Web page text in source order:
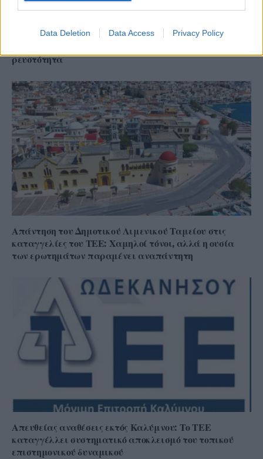
Data Deletion Data Access Privacy Policy
ΔΕΘ 2026: Τα αιτήματα της αγοράς προς την
ρευστότητα
Απάντηση του Δημοτικού Λιμενικού Ταμείου στις
καταγγελίες του ΤΕΕ: Χαμηλοί τόνοι, αλλά η ουσία
των ερωτημάτων παραμένει αναπάντητη
Απευθείας αναθέσεις εκτός Καλύμνου: Το ΤΕΕ
καταγγέλλει συστηματικό αποκλεισμό του τοπικού
επιστημονικού δυναμικού